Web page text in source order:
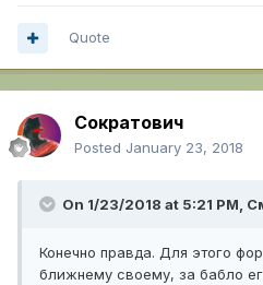
Quote
Сократович
Posted January 23, 2018
On 1/23/2018 at 5:21 PM,
Конечно правда. Для этого
ближнему своему, за бабло